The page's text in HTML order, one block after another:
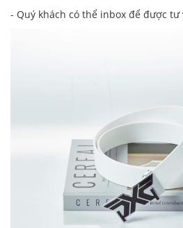
- Quý khách có thể inbox để được